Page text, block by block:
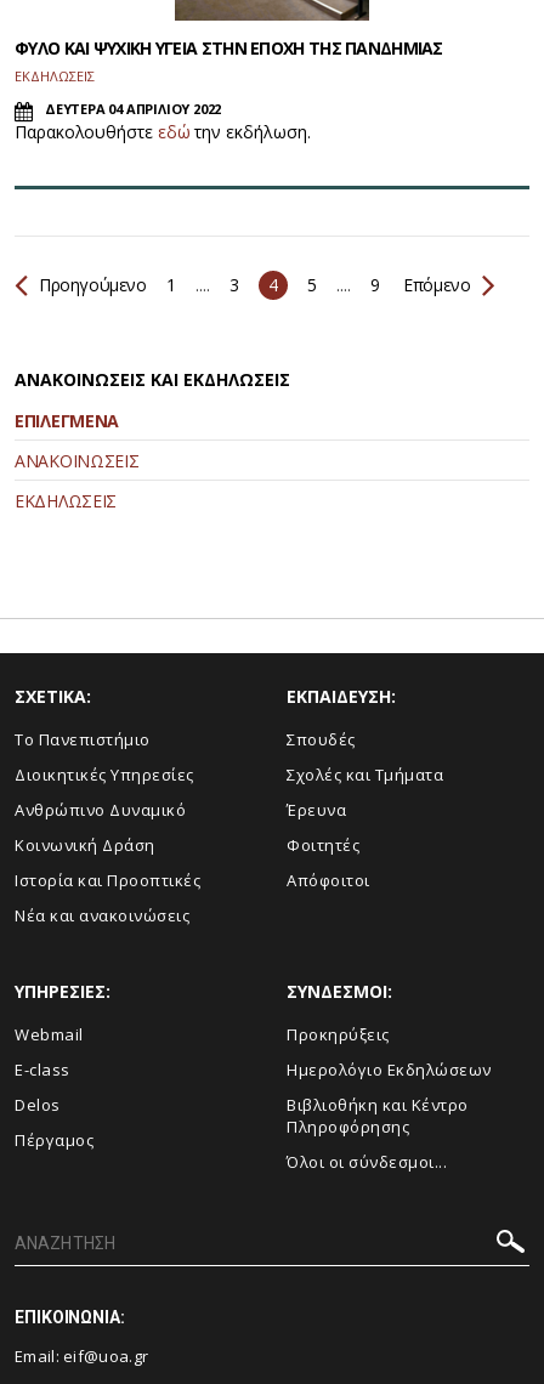
ΦΥΛΟ ΚΑΙ ΨΥΧΙΚΗ ΥΓΕΙΑ ΣΤΗΝ ΕΠΟΧΗ ΤΗΣ ΠΑΝΔΗΜΙΑΣ
ΕΚΔΗΛΩΣΕΙΣ
ΔΕΥΤΕΡΑ 04 ΑΠΡΙΛΙΟΥ 2022
Παρακολουθήστε εδώτην εκδήλωση.
Προηγούμενο 1 .... 3 4 5 .... 9 Επόμενο
ΑΝΑΚΟΙΝΩΣΕΙΣ ΚΑΙ ΕΚΔΗΛΩΣΕΙΣ
ΕΠΙΛΕΓΜΕΝΑ
ΑΝΑΚΟΙΝΩΣΕΙΣ
ΕΚΔΗΛΩΣΕΙΣ
ΣΧΕΤΙΚΑ:
Το Πανεπιστήμιο
Διοικητικές Υπηρεσίες
Ανθρώπινο Δυναμικό
Κοινωνική Δράση
Ιστορία και Προοπτικές
Νέα και ανακοινώσεις
ΕΚΠΑΙΔΕΥΣΗ:
Σπουδές
Σχολές και Τμήματα
Έρευνα
Φοιτητές
Απόφοιτοι
ΥΠΗΡΕΣΙΕΣ:
Webmail
E-class
Delos
Πέργαμος
ΣΥΝΔΕΣΜΟΙ:
Προκηρύξεις
Ημερολόγιο Εκδηλώσεων
Βιβλιοθήκη και Κέντρο
Πληροφόρησης
Όλοι οι σύνδεσμοι...
ΕΠΙΚΟΙΝΩΝΙΑ:
Email:eif@uoa.gr